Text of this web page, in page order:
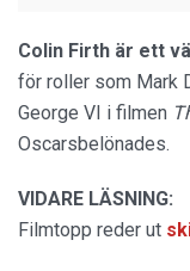
Colin Firth är ett
för roller som Mark
George VI i filmen
Oscarsbelönades.
VIDARE LÄSNING:
Filmtopp reder ut